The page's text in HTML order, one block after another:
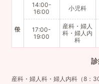
14:00-
16:00
小児科
17:00-
19:00
産科・婦人
科・婦人内
科
産科・婦人科・婦人内科（8：